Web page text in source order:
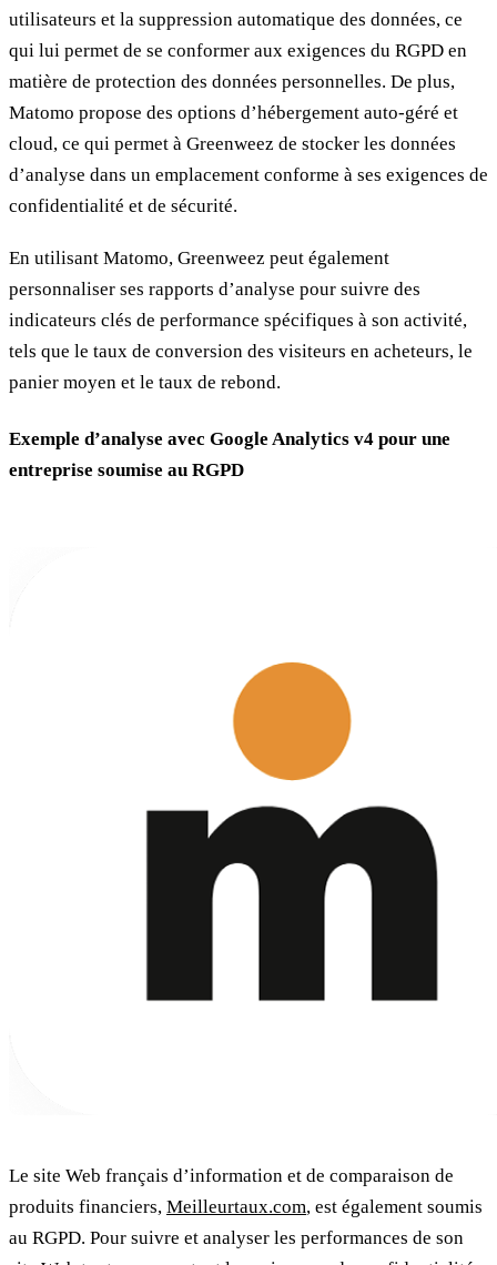
utilisateurs et la suppression automatique des données, ce
qui lui permet de se conformer aux exigences du RGPD en
matière de protection des données personnelles. De plus,
Matomo propose des options d’hébergement auto-géré et
cloud, ce qui permet à Greenweez de stocker les données
d’analyse dans un emplacement conforme à ses exigences de
confidentialité et de sécurité.
En utilisant Matomo, Greenweez peut également
personnaliser ses rapports d’analyse pour suivre des
indicateurs clés de performance spécifiques à son activité,
tels que le taux de conversion des visiteurs en acheteurs, le
panier moyen et le taux de rebond.
Exemple d’analyse avec Google Analytics v4 pour une
entreprise soumise au RGPD
Le site Web français d’information et de comparaison de
produits financiers, Meilleurtaux.com, est également soumis
au RGPD. Pour suivre et analyser les performances de son